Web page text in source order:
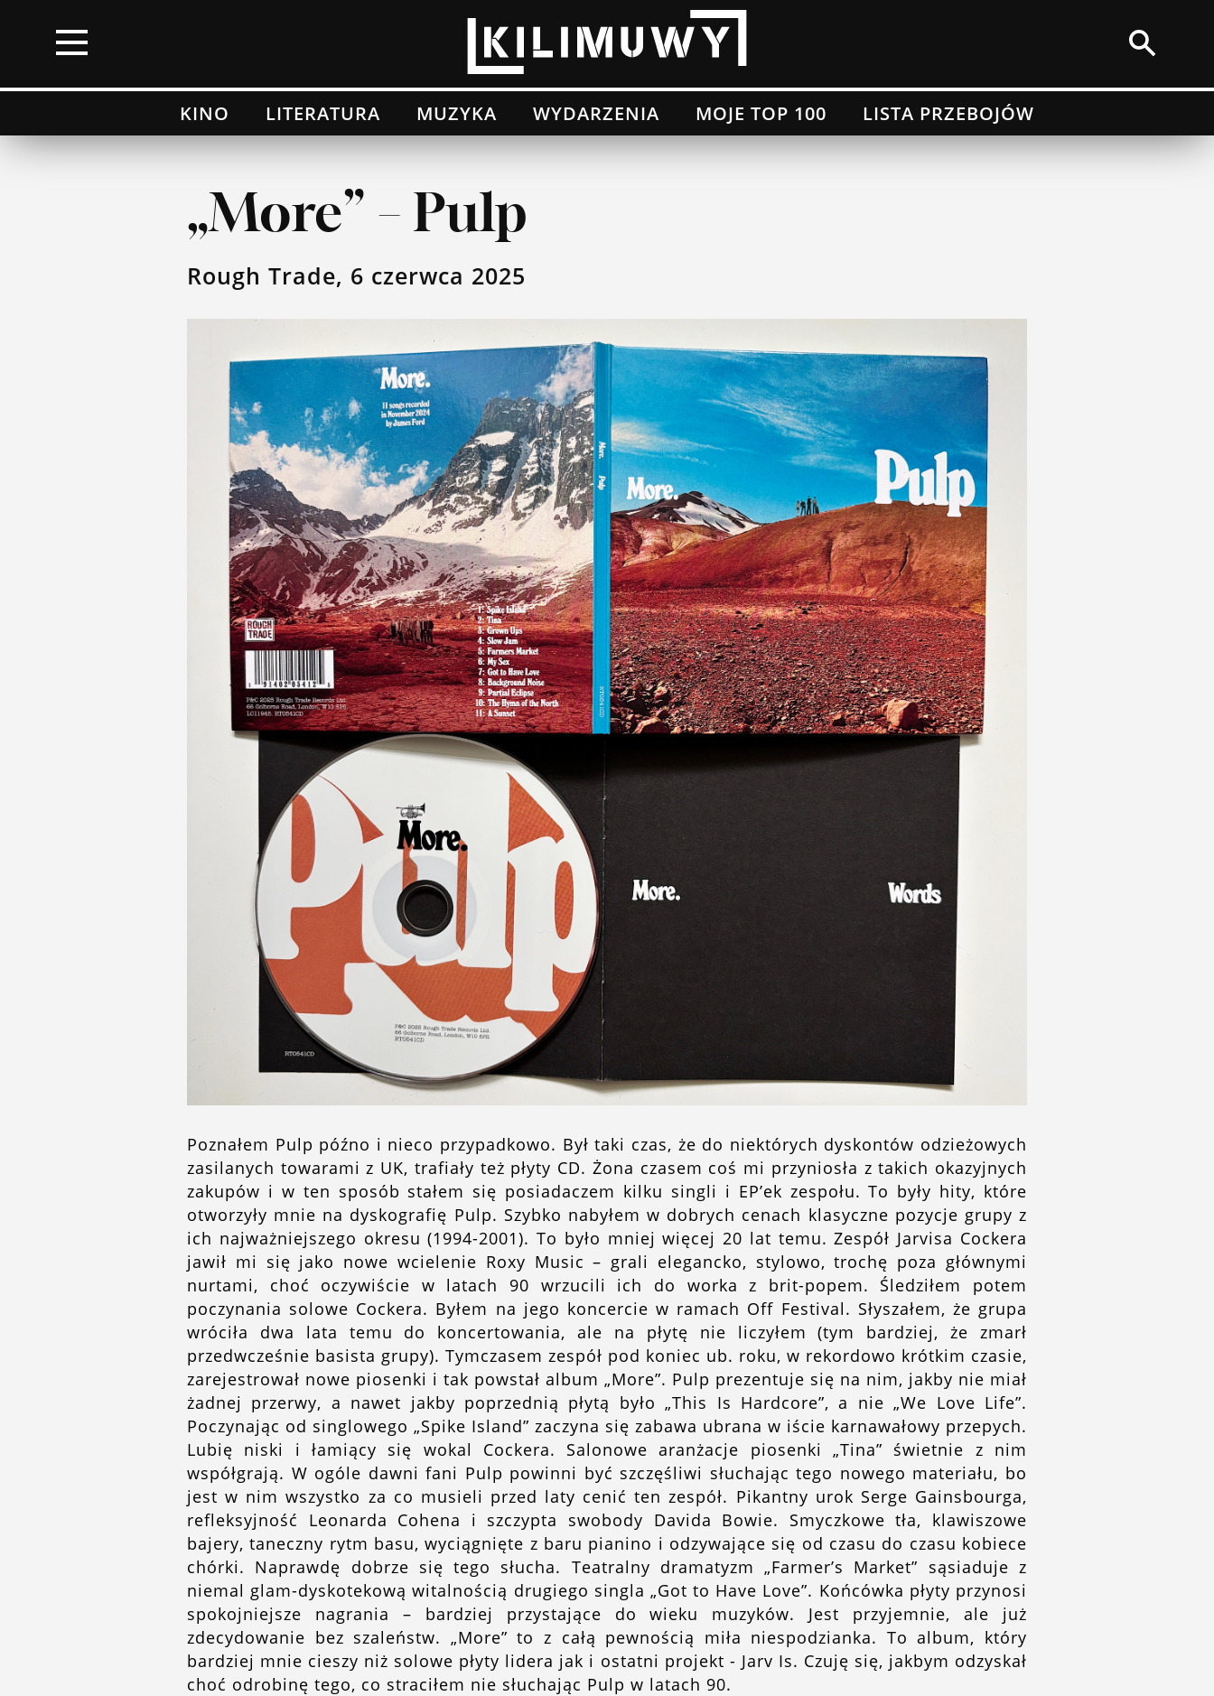
„More” – Pulp
Rough Trade, 6 czerwca 2025
Poznałem Pulp późno i nieco przypadkowo. Był taki czas, że do niektórych dyskontów odzieżowych
zasilanych towarami z UK, trafiały też płyty CD. Żona czasem coś mi przyniosła z takich okazyjnych
zakupów i w ten sposób stałem się posiadaczem kilku singli i EP’ek zespołu. To były hity, które
otworzyły mnie na dyskografię Pulp. Szybko nabyłem w dobrych cenach klasyczne pozycje grupy z
ich najważniejszego okresu (1994-2001). To było mniej więcej 20 lat temu. Zespół Jarvisa Cockera
jawił mi się jako nowe wcielenie Roxy Music – grali elegancko, stylowo, trochę poza głównymi
nurtami, choć oczywiście w latach 90 wrzucili ich do worka z brit-popem. Śledziłem potem
poczynania solowe Cockera. Byłem na jego koncercie w ramach Off Festival. Słyszałem, że grupa
wróciła dwa lata temu do koncertowania, ale na płytę nie liczyłem (tym bardziej, że zmarł
przedwcześnie basista grupy). Tymczasem zespół pod koniec ub. roku, w rekordowo krótkim czasie,
zarejestrował nowe piosenki i tak powstał album „More”. Pulp prezentuje się na nim, jakby nie miał
żadnej przerwy, a nawet jakby poprzednią płytą było „This Is Hardcore”, a nie „We Love Life”.
Poczynając od singlowego „Spike Island” zaczyna się zabawa ubrana w iście karnawałowy przepych.
Lubię niski i łamiący się wokal Cockera. Salonowe aranżacje piosenki „Tina” świetnie z nim
współgrają. W ogóle dawni fani Pulp powinni być szczęśliwi słuchając tego nowego materiału, bo
jest w nim wszystko za co musieli przed laty cenić ten zespół. Pikantny urok Serge Gainsbourga,
refleksyjność Leonarda Cohena i szczypta swobody Davida Bowie. Smyczkowe tła, klawiszowe
bajery, taneczny rytm basu, wyciągnięte z baru pianino i odzywające się od czasu do czasu kobiece
chórki. Naprawdę dobrze się tego słucha. Teatralny dramatyzm „Farmer’s Market” sąsiaduje z
niemal glam-dyskotekową witalnością drugiego singla „Got to Have Love”. Końcówka płyty przynosi
spokojniejsze nagrania – bardziej przystające do wieku muzyków. Jest przyjemnie, ale już
zdecydowanie bez szaleństw. „More” to z całą pewnością miła niespodzianka. To album, który
bardziej mnie cieszy niż solowe płyty lidera jak i ostatni projekt - Jarv Is. Czuję się, jakbym odzyskał
choć odrobinę tego, co straciłem nie słuchając Pulp w latach 90.
×
KINO LITERATURA MUZYKA WYDARZENIA MOJE TOP 100 LISTA PRZEBOJÓW
Muzyka
Wydarzenia
Moje top 100